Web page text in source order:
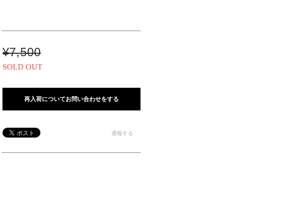
¥7,500
SOLD OUT
再入荷についてお問い合わせをする
通報する